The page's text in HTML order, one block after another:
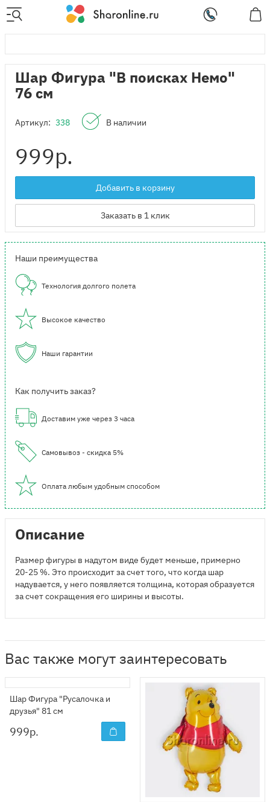
Шар Фигура "В поисках Немо"
76 см
Артикул: 338 В наличии
999р.
Добавить в корзину
Заказать в 1 клик
Наши преимущества
Технология долгого полета
Высокое качество
Наши гарантии
Как получить заказ?
Доставим уже через 3 часа
Самовывоз - скидка 5%
Оплата любым удобным способом
Описание
Размер фигуры в надутом виде будет меньше, примерно
20-25 %. Это происходит за счет того, что когда шар
надувается, у него появляется толщина, которая образуется
за счет сокращения его ширины и высоты.
Вас также могут заинтересовать
Шар Фигура "Русалочка и
друзья" 81 см
999р.